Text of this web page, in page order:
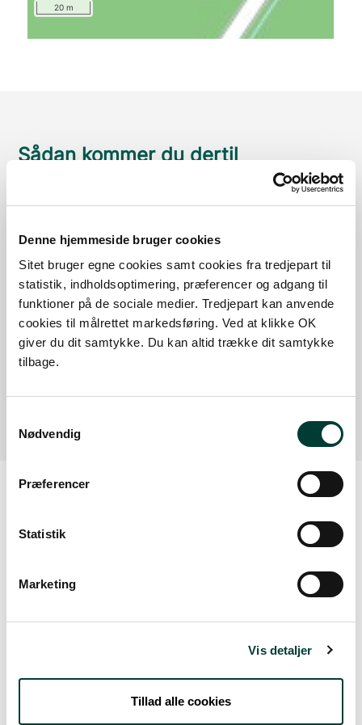
Denne hjemmeside bruger cookies
Sitet bruger egne cookies samt cookies fra tredjepart til
statistik, indholdsoptimering, præferencer og adgang til
funktioner på de sociale medier. Tredjepart kan anvende
cookies til målrettet markedsføring. Ved at klikke OK
giver du dit samtykke. Du kan altid trække dit samtykke
tilbage.
Nødvendig
Præferencer
Statistik
Marketing
Vis detaljer
Tillad alle cookies
20 m
Sådan kommer du dertil
Parkering
Med offentlig transport
Google Maps
P-plads
Læs mere
Vejrudsigt
Fre. 7.Aug
17°13° skydække